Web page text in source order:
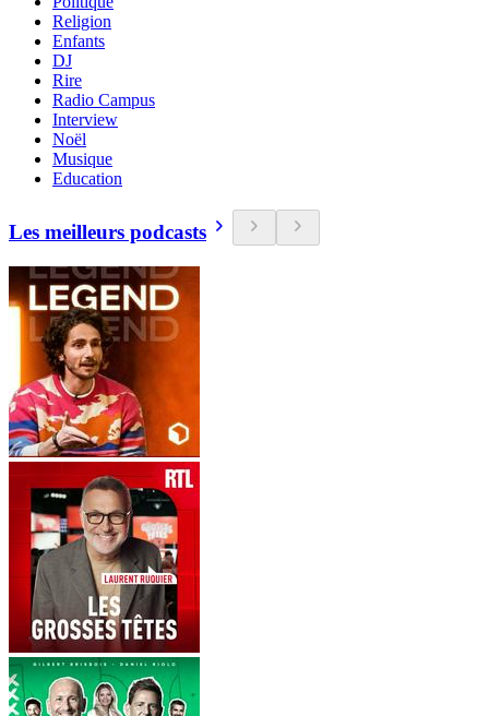
Religion
Enfants
DJ
Rire
Radio Campus
Interview
Noël
Musique
Education
Les meilleurs podcasts